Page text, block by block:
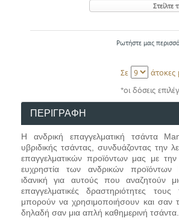
Στείλτε
Ρωτήστε μας
Σε άτοκες
*οι δόσεις
ΠΕΡΙΓΡΑΦΗ
Η ανδρική επαγγελματική τσάντα
υβριδικής τσάντας, συνδυάζοντας την
επαγγελματικών προϊόντων μας με
ευχρηστία των ανδρικών προϊόντων
ιδανική για αυτούς που αναζητούν
επαγγελματικές δραστηριότητες
μπορούν να χρησιμοποιήσουν και σαν
δηλαδή σαν μια απλή καθημερινή τσάντα.